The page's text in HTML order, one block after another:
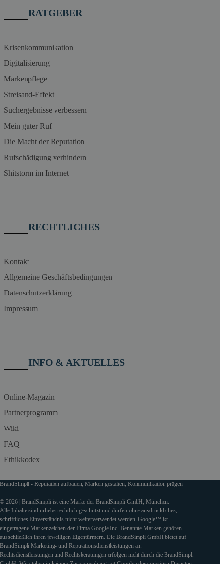
RATGEBER
Krisenkommunikation
Digitalisierung
Markenpflege
Streisand-Effekt
Suchergebnisse verbessern
Mein guter Ruf
Die Macht der Reputation
Rufschädigung verhindern
Shitstorm im Internet
RECHTLICHES
Kontakt
Allgemeine Geschäftsbedingungen
Datenschutzerklärung
Impressum
INFO & AKTUELLES
Online-Magazin
Partnerprogramm
Wiki
FAQ
Ethikkodex
BrandSimpli - Reputation aufbauen, Marken gestalten, Kommunikation prägen
© 2026 | BrandSimpli ist eine Marke der BrandSimpli GmbH, München.
Alle Inhalte sind urheberrechtlich geschützt und dürfen ohne ausdrückliches,
schriftliches Einverständnis nicht weiterverwendet werden. Google™ ist
eingetragene Markenzeichen der Firma Google Inc. Benannte Marken gehören
ausschließlich ihren jeweiligen Eigentürmern. Die BrandSimpli GmbH bietet auf
BrandSimpli Marketing- und Reputationsdienstleistungen an.
Rechtsdienstleistungen und Rechtsberatungen erfolgen nicht durch die BrandSimpli